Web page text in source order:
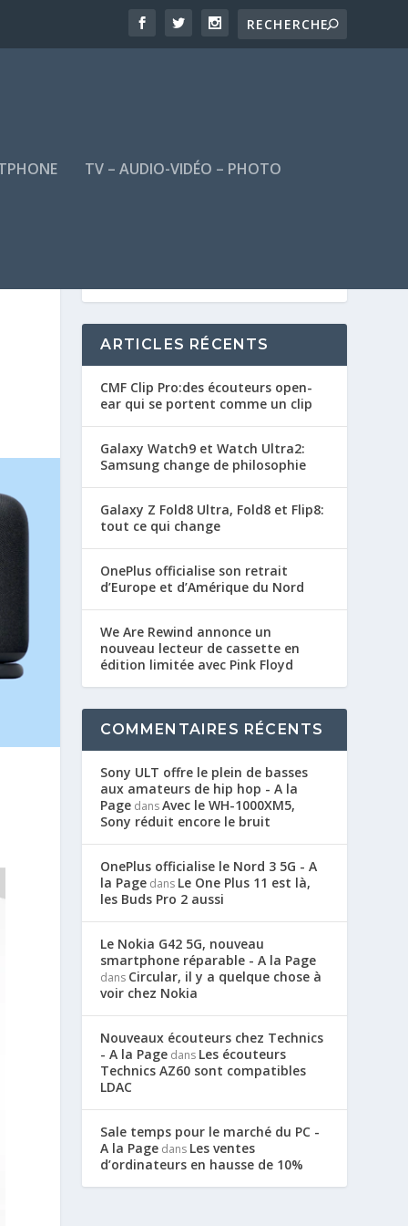
TV – AUDIO-VIDÉO – PHOTO
ARTICLES RÉCENTS
CMF Clip Pro:des écouteurs open-
ear qui se portent comme un clip
Galaxy Watch9 et Watch Ultra2:
Samsung change de philosophie
Galaxy Z Fold8 Ultra, Fold8 et Flip8:
tout ce qui change
OnePlus officialise son retrait
d’Europe et d’Amérique du Nord
We Are Rewind annonce un
nouveau lecteur de cassette en
édition limitée avec Pink Floyd
COMMENTAIRES RÉCENTS
Sony ULT offre le plein de basses
aux amateurs de hip hop - A la
Page dansAvec le WH-1000XM5,
Sony réduit encore le bruit
OnePlus officialise le Nord 3 5G - A
la Page dans Le One Plus 11 est là,
les Buds Pro 2 aussi
Le Nokia G42 5G, nouveau
smartphone réparable - A la Page
dans Circular, il y a quelque chose à
voir chez Nokia
Nouveaux écouteurs chez Technics
- A la Page dans Les écouteurs
Technics AZ60 sont compatibles
LDAC
Sale temps pour le marché du PC -
A la Page dans Les ventes
d’ordinateurs en hausse de 10%